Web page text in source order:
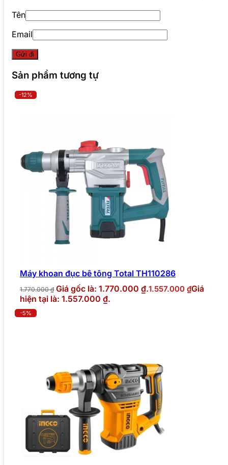
Tên
Email
Sản phẩm tương tự
-12%
Máy khoan đục bê tông Total TH110286
1.770.000₫ Giá gốc là: 1.770.000 ₫.1.557.000 ₫Giá
hiện tại là: 1.557.000 ₫.
-5%